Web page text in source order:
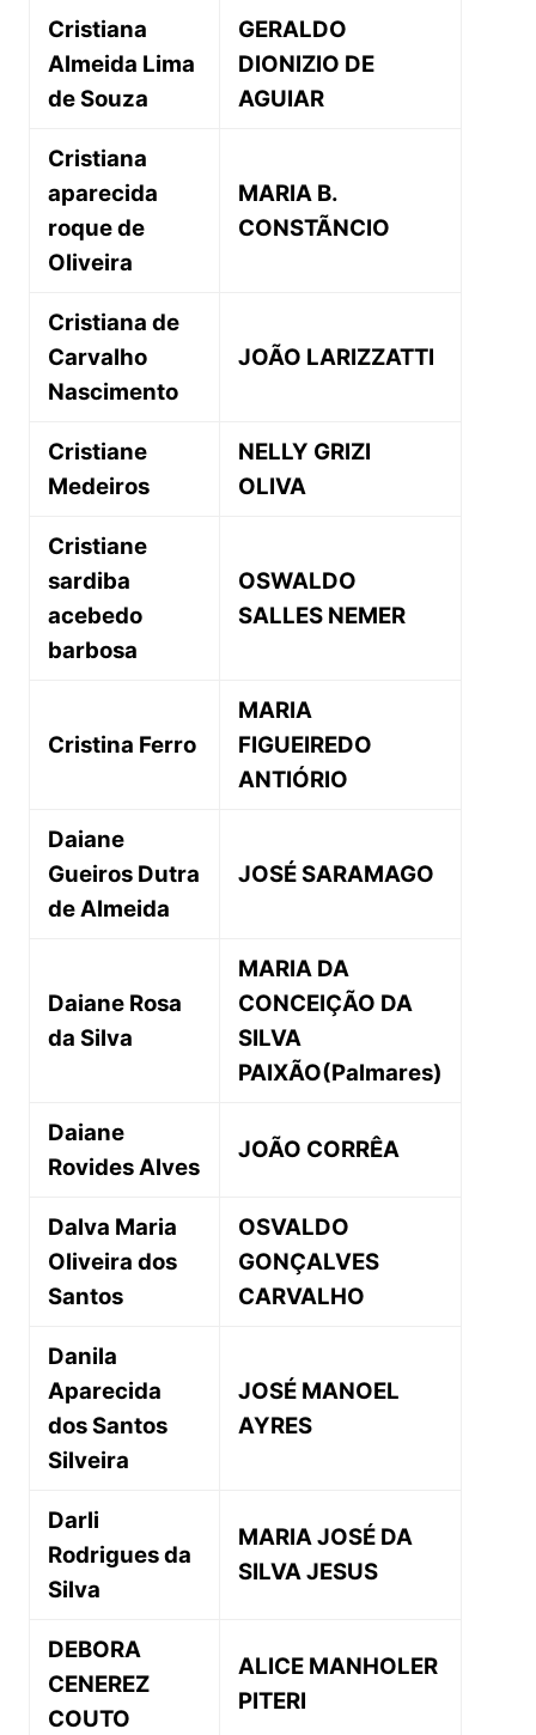
Cristiana
Almeida Lima
de Souza
GERALDO
DIONIZIO DE
AGUIAR
Cristiana
aparecida
roque de
Oliveira
MARIA B.
CONSTÃNCIO
Cristiana de
Carvalho
Nascimento
JOÃO LARIZZATTI
Cristiane
Medeiros
NELLY GRIZI
OLIVA
Cristiane
sardiba
acebedo
barbosa
OSWALDO
SALLES NEMER
Cristina Ferro
MARIA
FIGUEIREDO
ANTIÓRIO
Daiane
Gueiros Dutra
de Almeida
JOSÉ SARAMAGO
Daiane Rosa
da Silva
MARIA DA
CONCEIÇÃO DA
SILVA
PAIXÃO(Palmares)
Daiane
Rovides Alves
JOÃO CORRÊA
Dalva Maria
Oliveira dos
Santos
OSVALDO
GONÇALVES
CARVALHO
Danila
Aparecida
dos Santos
Silveira
JOSÉ MANOEL
AYRES
Darli
Rodrigues da
Silva
MARIA JOSÉ DA
SILVA JESUS
DEBORA
CENEREZ
COUTO
ALICE MANHOLER
PITERI